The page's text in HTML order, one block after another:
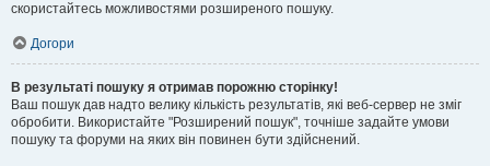
скористайтесь можливостями розширеного пошуку.
Догори
В результаті пошуку я отримав порожню сторінку!
Ваш пошук дав надто велику кількість результатів, які веб-сервер не зміг
обробити. Використайте "Розширений пошук", точніше задайте умови
пошуку та форуми на яких він повинен бути здійснений.